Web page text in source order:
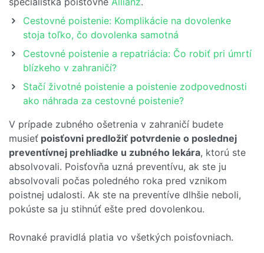
Cestovné poistenie: Komplikácie na dovolenke
stoja toľko, čo dovolenka samotná
Cestovné poistenie a repatriácia: Čo robiť pri úmrtí
blízkeho v zahraničí?
Stačí životné poistenie a poistenie zodpovednosti
ako náhrada za cestovné poistenie?
V prípade zubného ošetrenia v zahraničí budete
musieť poisťovni predložiť potvrdenie o poslednej
preventívnej prehliadke u zubného lekára, ktorú ste
absolvovali. Poisťovňa uzná preventívu, ak ste ju
absolvovali počas poledného roka pred vznikom
poistnej udalosti. Ak ste na preventíve dlhšie neboli,
pokúste sa ju stihnúť ešte pred dovolenkou.
Rovnaké pravidlá platia vo všetkých poisťovniach.